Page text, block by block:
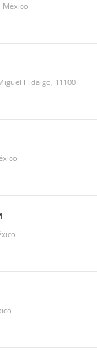
México
Hidalgo, 11100